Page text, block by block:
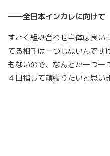
――全日本インカレに向けて
すごく組み合わせ自体は良い
てる相手は一つもないんです
もないので、なんとか一つ一
４目指して頑張りたいと思い